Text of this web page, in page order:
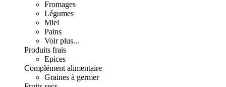
Fromages
Légumes
Miel
Pains
Voir plus...
Produits frais
Epices
Complément alimentaire
Graines à germer